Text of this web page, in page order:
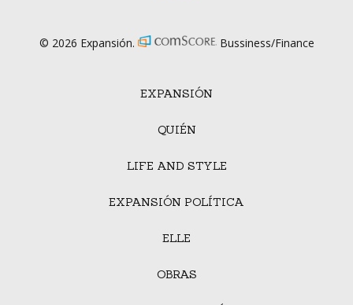
EXPANSIÓN
QUIÉN
LIFE AND STYLE
EXPANSIÓN POLÍTICA
ELLE
OBRAS
© 2026 Expansión. Bussiness/Finance